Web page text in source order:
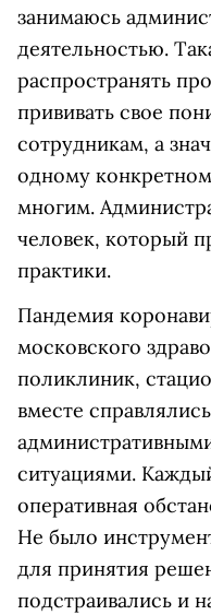
занимаюсь
деятельностью.
распространять
прививать свое
сотрудникам, а
одному
многим.
человек, который
практики.
Пандемия
московского
поликлиник,
вместе
ситуациями.
оперативная
Не было
для принятия
подстраивались и